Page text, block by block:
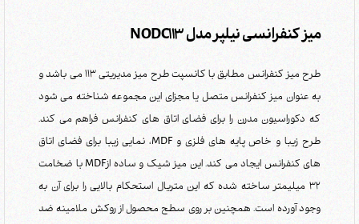
میز کنفرانسی نیلپر مدل NODC113
طرح میز کنفرانس مطابق با کانسپت طرح میز مدیریتی 113 می باشد و
به عنوان میز کنفرانس متصل یا مجزای این مجموعه شناخته می شود
که دکوراسیون مدرن را برای فضای اتاق های کنفرانس فراهم می کند.
طرح زیبا و خاص پایه های فلزی و MDF، نمایی زیبا برای فضای اتاق
های کنفرانس ایجاد می کند. این میز شیک و ساده ازMDF با ضخامت
32 میلیمتر ساخته شده که این متریال استحکام بالایی را برای آن به
وجود آورده است. همچنین بر روی سطح محصول از روکش ملامینه ضد